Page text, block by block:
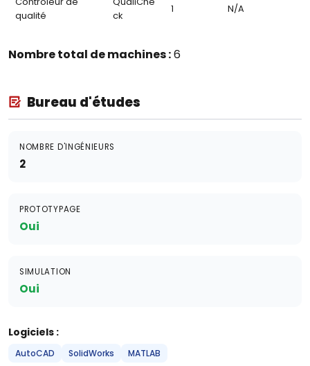
qualité
ck
1 N/A
Nombre total de machines :6
Bureau d'études
NOMBRE D'INGÉNIEURS
2
PROTOTYPAGE
Oui
SIMULATION
Oui
Logiciels :
AutoCAD SolidWorks MATLAB